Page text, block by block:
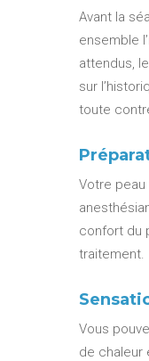
Avant la
ensemble
attendus,
sur
toute
Votre
confort du
traitement.
Vous
de chaleur